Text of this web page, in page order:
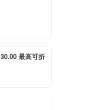
最高可折